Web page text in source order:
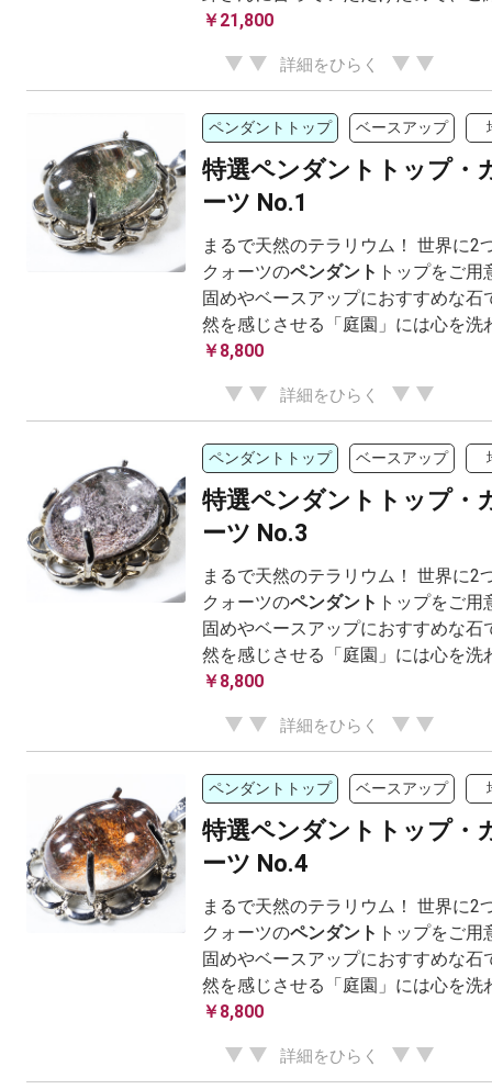
￥21,800
詳細をひらく
ペンダントトップ ベースアップ
特選ペンダントトップ・
ーツ No.1
まるで天然のテラリウム！ 世界に2
クォーツのペンダント トップをご
固めやベースアップにおすすめな石
然を感じさせる「庭園」には心を洗
￥8,800
詳細をひらく
ペンダントトップ ベースアップ
特選ペンダントトップ・
ーツ No.3
まるで天然のテラリウム！ 世界に2
クォーツのペンダント トップをご
固めやベースアップにおすすめな石
然を感じさせる「庭園」には心を洗
￥8,800
詳細をひらく
ペンダントトップ ベースアップ
特選ペンダントトップ・
ーツ No.4
まるで天然のテラリウム！ 世界に2
クォーツのペンダント トップをご
固めやベースアップにおすすめな石
然を感じさせる「庭園」には心を洗
￥8,800
詳細をひらく